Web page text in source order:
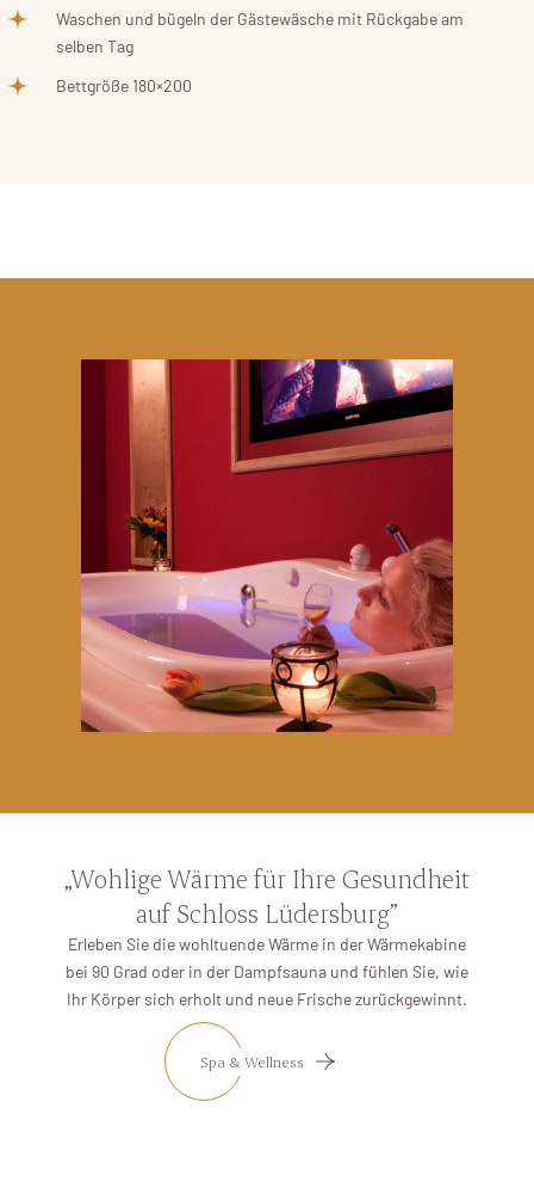
Waschen und bügeln der Gästewäsche mit Rückgabe am
selben Tag
Bettgröße 180×200
„Wohlige Wärme für Ihre Gesundheit
auf Schloss Lüdersburg”
Erleben Sie die wohltuende Wärme in der Wärmekabine
bei 90 Grad oder in der Dampfsauna und fühlen Sie, wie
Ihr Körper sich erholt und neue Frische zurückgewinnt.
Spa & Wellness